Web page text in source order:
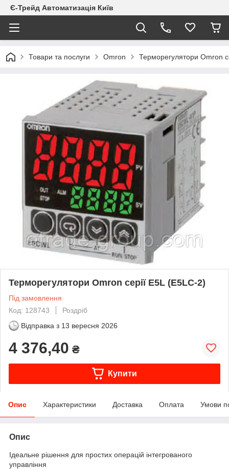
Є-Трейд Автоматизація Київ
Товари та послуги Omron Терморегулятори Omron
Терморегулятори Omron серії E5L (E5LC-2)
Під замовлення
Код: 128743
Роздріб
Відправка з 13 вересня 2026
4 376,40 ₴
Купити
Опис Характеристики Доставка Оплата Умови
Опис
Ідеальне рішення для простих операцій інтегрованого
управління